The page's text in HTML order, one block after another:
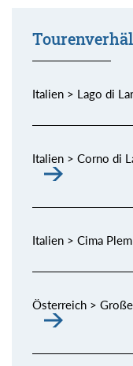
Italien > Lago di
Italien > Corno di
Italien > Cima
Österreich >